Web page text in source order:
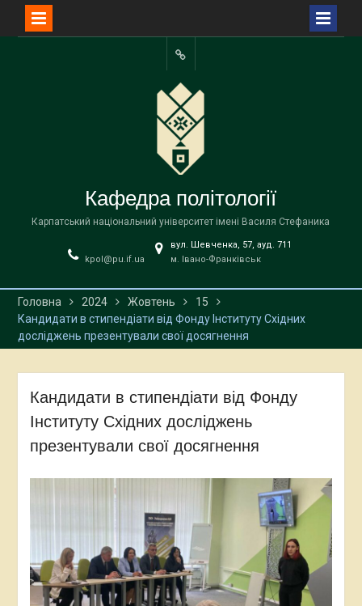
Facebook
Кафедра політології
Карпатський національний університет імені Василя Стефаника
kpol@pu.if.ua
вул. Шевченка, 57, ауд. 711
м. Івано-Франківськ
Головна 2024 Жовтень
15
Кандидати в стипендіати від Фонду Інституту Східних
досліджень презентували свої досягнення
Кандидати в стипендіати від Фонду
Інституту Східних досліджень
презентували свої досягнення